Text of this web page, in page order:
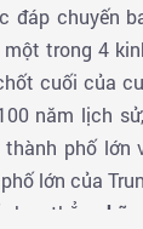
đáp chuyến
trong 4
cuối của
năm lịch
thành phố lớn
lớn của
bay thẳng